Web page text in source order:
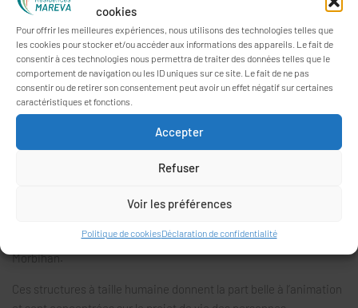
cookies
Pour offrir les meilleures expériences, nous utilisons des technologies telles que
les cookies pour stocker et/ou accéder aux informations des appareils. Le fait de
consentir à ces technologies nous permettra de traiter des données telles que le
comportement de navigation ou les ID uniques sur ce site. Le fait de ne pas
consentir ou de retirer son consentement peut avoir un effet négatif sur certaines
caractéristiques et fonctions.
Accepter
Refuser
Voir les préférences
Politique de cookiesDéclaration de confidentialité
Le secrétariat commun du
est
ouvert du lundi au vendredi de 8h30 à 17h30.
Le secrétariat deParc Er Vorest ouvert du lundi au vendredi de
8h30 à 12h30 et de 13h30 à 17h00.
AuxNymphéas, le secrétariat est ouvert du lundi au vendredi de
9h00 à 12h30 et de 13h30 à 17h00.
comptant quatre EHPAD répartis sur Vannes et Meucon dans le
Morbihan.
Ces structures à taille humaine donnent la part belle à l’animation